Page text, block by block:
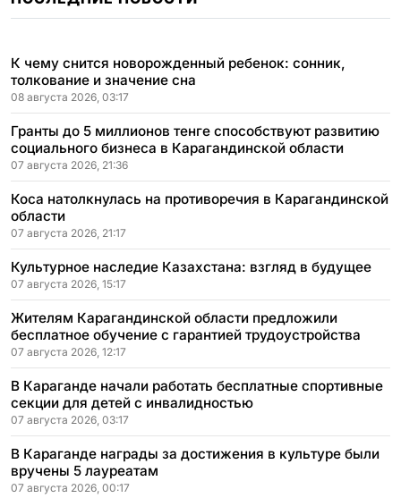
К чему снится новорожденный ребенок: сонник,
толкование и значение сна
08 августа 2026, 03:17
Гранты до 5 миллионов тенге способствуют развитию
социального бизнеса в Карагандинской области
07 августа 2026, 21:36
Коса натолкнулась на противоречия в Карагандинской
области
07 августа 2026, 21:17
Культурное наследие Казахстана: взгляд в будущее
07 августа 2026, 15:17
Жителям Карагандинской области предложили
бесплатное обучение с гарантией трудоустройства
07 августа 2026, 12:17
В Караганде начали работать бесплатные спортивные
секции для детей с инвалидностью
07 августа 2026, 03:17
В Караганде награды за достижения в культуре были
вручены 5 лауреатам
07 августа 2026, 00:17